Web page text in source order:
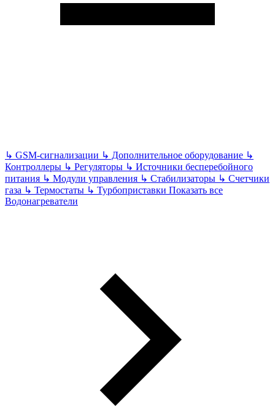
↳ GSM-сигнализации ↳ Дополнительное оборудование ↳
Контроллеры ↳ Регуляторы ↳ Источники бесперебойного
питания ↳ Модули управления ↳ Стабилизаторы ↳ Счетчики
газа ↳ Термостаты ↳ Турбоприставки Показать все
Водонагреватели